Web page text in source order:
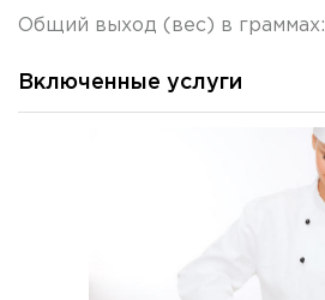
Общий выход (вес) в граммах:
Включенные услуги